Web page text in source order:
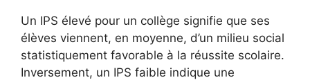
Un IPS élevé pour un collège signifie que ses
élèves viennent, en moyenne, d’un milieu social
statistiquement favorable à la réussite scolaire.
Inversement, un IPS faible indique une